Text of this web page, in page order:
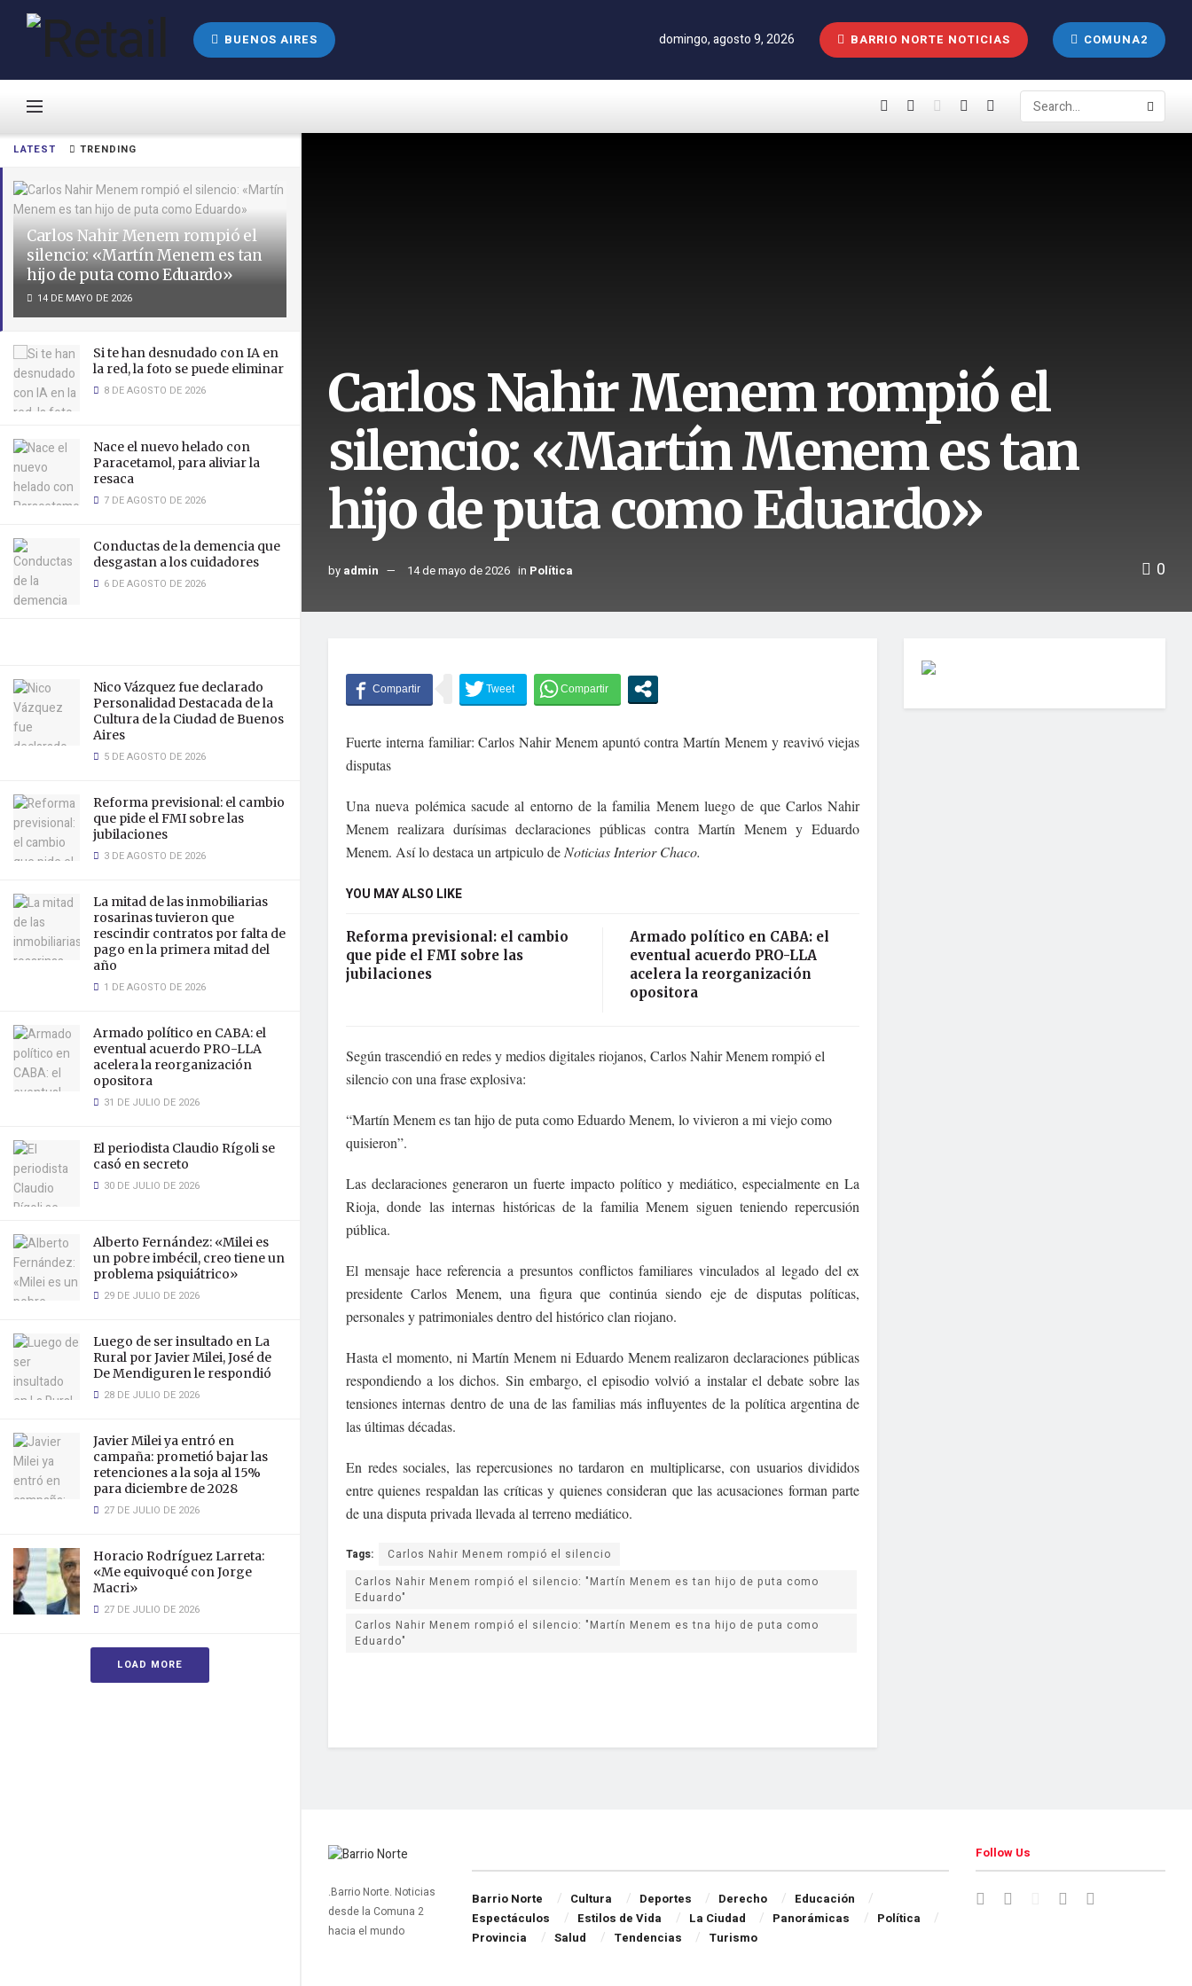
LATEST TRENDING
Carlos Nahir Menem rompió el
silencio: «Martín Menem es tan
hijo de puta como Eduardo»
14 DE MAYO DE 2026
Si te han desnudado con IA en
la red, la foto se puede eliminar
8 DE AGOSTO DE 2026
Nace el nuevo helado con
Paracetamol, para aliviar la
resaca
7 DE AGOSTO DE 2026
Conductas de la demencia que
desgastan a los cuidadores
6 DE AGOSTO DE 2026
Nico Vázquez fue declarado
Personalidad Destacada de la
Cultura de la Ciudad de Buenos
Aires
5 DE AGOSTO DE 2026
Reforma previsional: el cambio
que pide el FMI sobre las
jubilaciones
3 DE AGOSTO DE 2026
La mitad de las inmobiliarias
rosarinas tuvieron que
rescindir contratos por falta de
pago en la primera mitad del
año
1 DE AGOSTO DE 2026
Armado político en CABA: el
eventual acuerdo PRO-LLA
acelera la reorganización
opositora
31 DE JULIO DE 2026
El periodista Claudio Rígoli se
casó en secreto
30 DE JULIO DE 2026
Alberto Fernández: «Milei es
un pobre imbécil, creo tiene un
problema psiquiátrico»
29 DE JULIO DE 2026
Luego de ser insultado en La
Rural por Javier Milei, José de
De Mendiguren le respondió
28 DE JULIO DE 2026
Javier Milei ya entró en
campaña: prometió bajar las
retenciones a la soja al 15%
para diciembre de 2028
27 DE JULIO DE 2026
Horacio Rodríguez Larreta:
«Me equivoqué con Jorge
Macri»
27 DE JULIO DE 2026
LOAD MORE
BUENOS AIRES domingo, agosto 9, 2026 BARRIO NORTE NOTICIAS COMUNA2
Carlos Nahir Menem rompió el
silencio: «Martín Menem es tan
hijo de puta como Eduardo»
by admin 14 de mayo de 2026 in Política 0
Fuerte interna familiar: Carlos Nahir Menem apuntó contra Martín Menem y reavivó viejas
disputas
Una nueva polémica sacude al entorno de la familia Menem luego de que Carlos Nahir
Menem realizara durísimas declaraciones públicas contra Martín Menem y Eduardo
Menem. Así lo destaca un artpiculo de Noticias Interior Chaco.
YOU MAY ALSO LIKE
Reforma previsional: el cambio
que pide el FMI sobre las
jubilaciones
Armado político en CABA: el
eventual acuerdo PRO-LLA
acelera la reorganización
opositora
Según trascendió en redes y medios digitales riojanos, Carlos Nahir Menem rompió el
silencio con una frase explosiva:
“Martín Menem es tan hijo de puta como Eduardo Menem, lo vivieron a mi viejo como
quisieron”.
Las declaraciones generaron un fuerte impacto político y mediático, especialmente en La
Rioja, donde las internas históricas de la familia Menem siguen teniendo repercusión
pública.
El mensaje hace referencia a presuntos conflictos familiares vinculados al legado del ex
presidente Carlos Menem, una figura que continúa siendo eje de disputas políticas,
personales y patrimoniales dentro del histórico clan riojano.
Hasta el momento, ni Martín Menem ni Eduardo Menem realizaron declaraciones públicas
respondiendo a los dichos. Sin embargo, el episodio volvió a instalar el debate sobre las
tensiones internas dentro de una de las familias más influyentes de la política argentina de
las últimas décadas.
En redes sociales, las repercusiones no tardaron en multiplicarse, con usuarios divididos
entre quienes respaldan las críticas y quienes consideran que las acusaciones forman parte
de una disputa privada llevada al terreno mediático.
Tags:
Carlos Nahir Menem rompió el silencio
Carlos Nahir Menem rompió el silencio: "Martín Menem es tan hijo de puta como
Eduardo"
Carlos Nahir Menem rompió el silencio: "Martín Menem es tna hijo de puta como
Eduardo"
.Barrio Norte. Noticias
desde la Comuna 2
hacia el mundo
Barrio Norte Cultura Deportes Derecho
Educación
Espectáculos
Estilos de Vida La Ciudad Panorámicas
Política
Provincia
Salud Tendencias Turismo
Follow Us